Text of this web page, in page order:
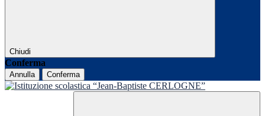
Chiudi
Conferma
Annulla Conferma